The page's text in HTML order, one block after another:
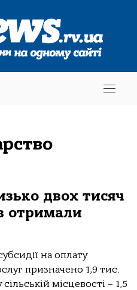
двох тисяч
отримали
на оплату
призначено 1,9 тис.
місцевості – 1,5